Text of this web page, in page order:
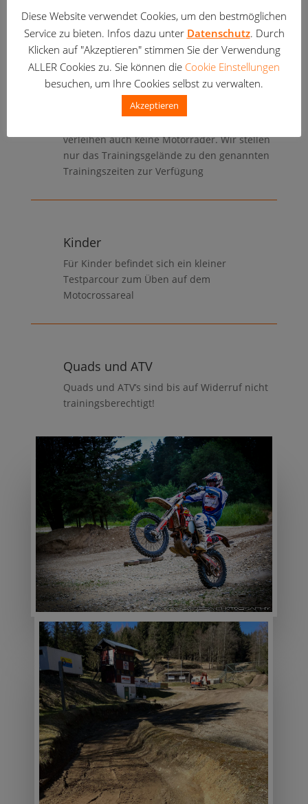
ob es für spätentschlossene noch Sinn macht,
sich auf den Weg zu machen.
verleihen auch keine Motorräder. Wir stellen
nur das Trainingsgelände zu den genannten
Trainingszeiten zur Verfügung
Kinder
Für Kinder befindet sich ein kleiner
Testparcour zum Üben auf dem
Motocrossareal
Quads und ATV
Quads und ATV’s sind bis auf Widerruf nicht
trainingsberechtigt!
Diese Website verwendet Cookies, um den bestmöglichen
Service zu bieten. Infos dazu unter Datenschutz. Durch
Klicken auf "Akzeptieren" stimmen Sie der Verwendung
ALLER Cookies zu. Sie können die Cookie Einstellungen
besuchen, um Ihre Cookies selbst zu verwalten.
Akzeptieren